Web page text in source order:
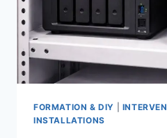
FORMATION & DIY
INSTALLATIONS